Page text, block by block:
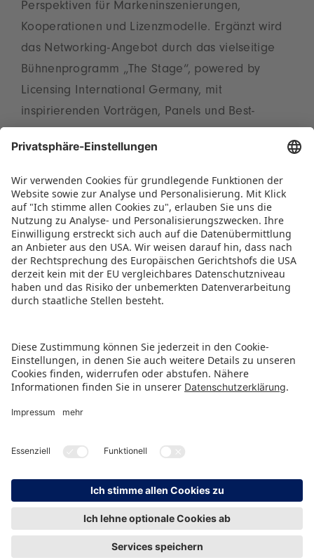
Perspektiven für Markeninszenierungen,
Kooperationen und Lizenzmodelle. Ergänzt wird
das Networking-Angebot durch das vielseitige
Bühnenprogramm „The Stage“, powered by
Licensing International Germany, mit
inspirierenden Vorträgen, Panels und Best-
Veranstaltungstagen. Tickets für die BRANDmania
sind ab sofort über die offizielle Website
erhältlich. Dort finden Interessierte auch weitere
Informationen zur Veranstaltung:
www.brandmania.events.
PRESSEMITTEILUNG ALS PDF HERUNTERLADEN
© Spielwarenmesse eG, Herderstraße 7, 90427 Nürnberg
HINWEISGEBERSCHUTZ IMPRESSUM
DATENSCHUTZ
KONTAKT